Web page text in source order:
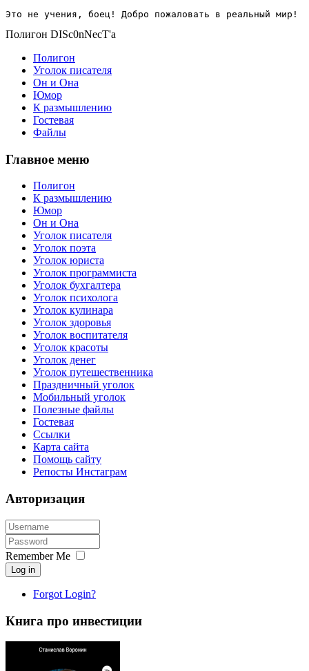
Это не учения, боец! Добро пожаловать в реальный мир!
Полигон DISc0nNecT'a
Полигон
Уголок писателя
Он и Она
Юмор
К размышлению
Гостевая
Файлы
Главное меню
Полигон
К размышлению
Юмор
Он и Она
Уголок писателя
Уголок поэта
Уголок юриста
Уголок программиста
Уголок бухгалтера
Уголок психолога
Уголок кулинара
Уголок здоровья
Уголок воспитателя
Уголок красоты
Уголок денег
Уголок путешественника
Праздничный уголок
Мобильный уголок
Полезные файлы
Гостевая
Ссылки
Карта сайта
Помощь сайту
Репосты Инстаграм
Авторизация
Remember Me
Log in
Forgot Login?
Книга про инвестиции